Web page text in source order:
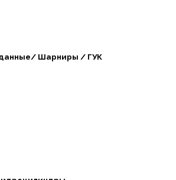
Шарниры / ГУК